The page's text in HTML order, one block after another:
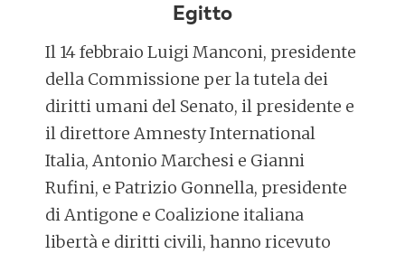
Egitto
Il 14 febbraio Luigi Manconi, presidente
della Commissione per la tutela dei
diritti umani del Senato, il presidente e
il direttore Amnesty International
Italia, Antonio Marchesi e Gianni
Rufini, e Patrizio Gonnella, presidente
di Antigone e Coalizione italiana
libertà e diritti civili, hanno ricevuto